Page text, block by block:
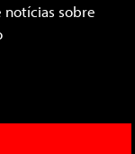
notícias sobre